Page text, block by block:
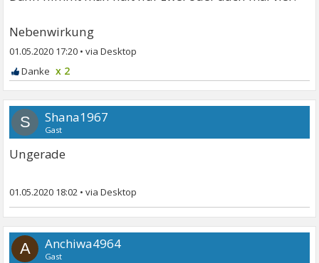
Nebenwirkung
01.05.2020 17:20 •
x 2
S Shana1967
Gast
Ungerade
01.05.2020 18:02 •
A Anchiwa4964
Gast